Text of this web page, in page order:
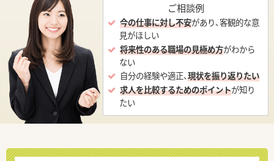
ご相談例
今の仕事に対し不安があり、客観的な意
見がほしい
将来性のある職場の見極め方がわから
ない
自分の経験や適正、現状を振り返りたい
求人を比較するためのポイントが知り
たい